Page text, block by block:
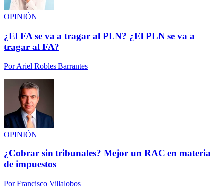
OPINIÓN
¿El FA se va a tragar al PLN? ¿El PLN se va a
tragar al FA?
PorAriel Robles Barrantes
OPINIÓN
¿Cobrar sin tribunales? Mejor un RAC en materia
de impuestos
PorFrancisco Villalobos